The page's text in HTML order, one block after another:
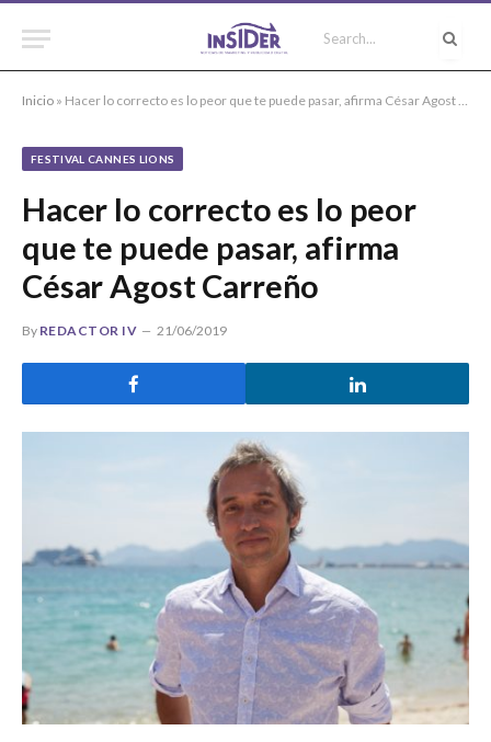
Inicio » Hacer lo correcto es lo peor que te puede pasar, afirma César Agost Carreño
FESTIVAL CANNES LIONS
Hacer lo correcto es lo peor
que te puede pasar, afirma
César Agost Carreño
By REDACTOR IV 21/06/2019